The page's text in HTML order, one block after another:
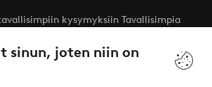
sinun, joten niin on
kysymyksiin Tavallisimpia